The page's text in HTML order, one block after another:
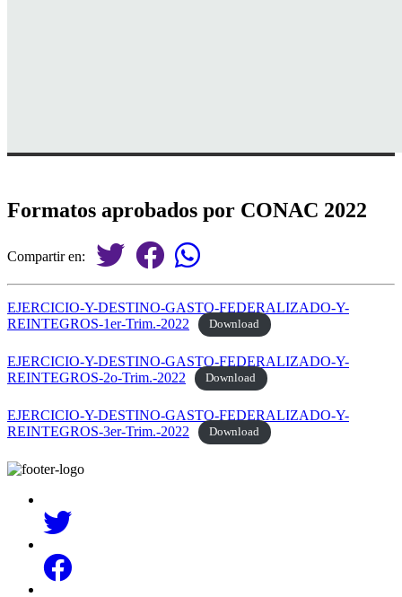
Formatos aprobados por CONAC 2022
Compartir en:
EJERCICIO-Y-DESTINO-GASTO-FEDERALIZADO-Y-
REINTEGROS-1er-Trim.-2022
Download
EJERCICIO-Y-DESTINO-GASTO-FEDERALIZADO-Y-
REINTEGROS-2o-Trim.-2022
Download
EJERCICIO-Y-DESTINO-GASTO-FEDERALIZADO-Y-
REINTEGROS-3er-Trim.-2022
Download